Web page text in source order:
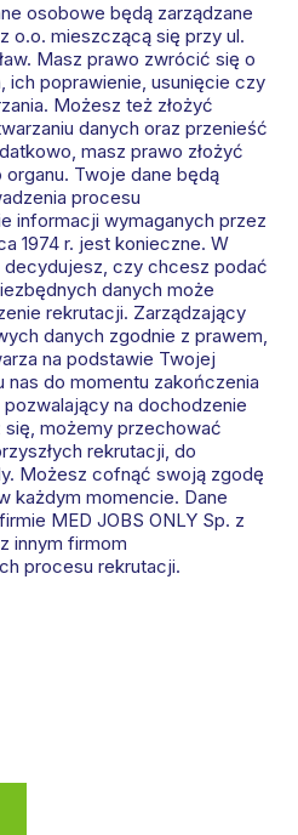
osobowe będą zarządzane
o.o. mieszczącą się przy ul.
Masz prawo zwrócić się o
ich poprawienie, usunięcie czy
Możesz też złożyć
danych oraz przenieść
masz prawo złożyć
Twoje dane będą
procesu
informacji wymaganych przez
1974 r. jest konieczne. W
decydujesz, czy chcesz podać
danych może
rekrutacji. Zarządzający
danych zgodnie z prawem,
na podstawie Twojej
nas do momentu zakończenia
na dochodzenie
możemy przechować
rekrutacji, do
Możesz cofnąć swoją zgodę
każdym momencie. Dane
MED JOBS ONLY Sp. z
innym firmom
procesu rekrutacji.